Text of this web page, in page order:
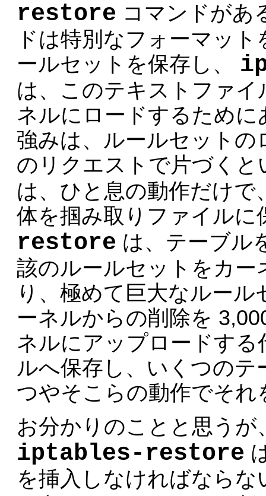
restore コマンドがあ
ドは特別なフォーマッ
ールセットを保存し、
は、このテキストファ
ネルにロードするため
強みは、ルールセット
のリクエストで片づく
は、ひと息の動作だけ
体を掴み取りファイル
restore は、テーブル
該のルールセットをカ
り、極めて巨大なルー
ーネルからの削除を
ネルにアップロードす
ルへ保存し、いくつの
つやそこらの動作でそ
お分かりのことと思う
iptables-restore
を挿入しなければなら